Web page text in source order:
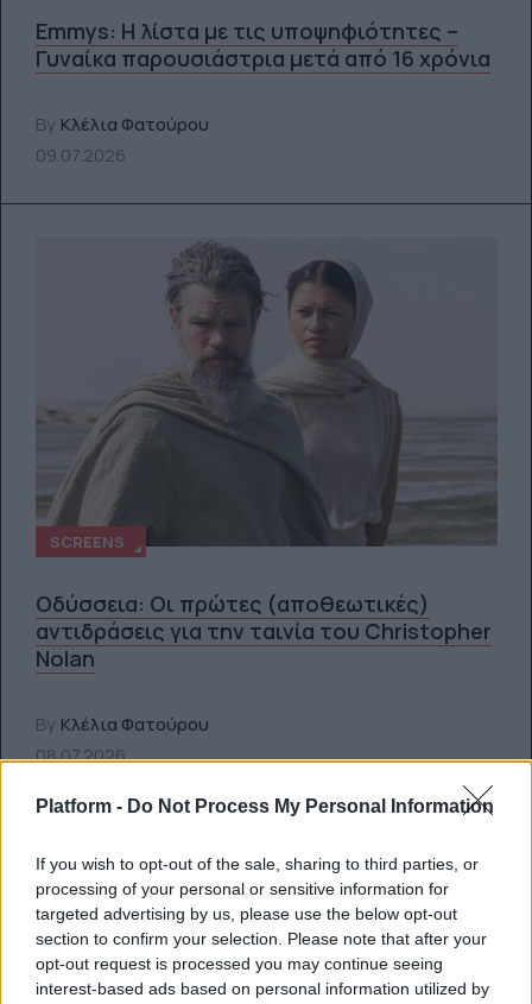
Platform - Do Not Process My Personal Information
If you wish to opt-out of the sale, sharing to third parties, or
processing of your personal or sensitive information for
targeted advertising by us, please use the below opt-out
section to confirm your selection. Please note that after your
opt-out request is processed you may continue seeing
interest-based ads based on personal information utilized by
Emmys: Η λίστα με τις υποψηφιότητες –
Γυναίκα παρουσιάστρια μετά από 16 χρόνια
By Κλέλια Φατούρου
09.07.2026
SCREENS
Οδύσσεια: Οι πρώτες (αποθεωτικές)
αντιδράσεις για την ταινία του Christopher
Nolan
By Κλέλια Φατούρου
08.07.2026